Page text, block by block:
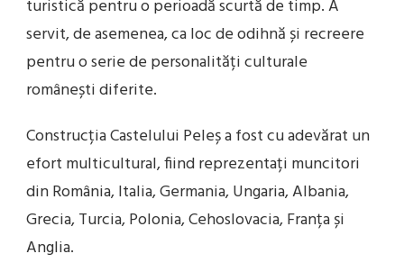
turistică pentru o perioadă scurtă de timp. A
servit, de asemenea, ca loc de odihnă și recreere
pentru o serie de personalități culturale
românești diferite.
Construcția Castelului Peleș a fost cu adevărat un
efort multicultural, fiind reprezentați muncitori
din România, Italia, Germania, Ungaria, Albania,
Grecia, Turcia, Polonia, Cehoslovacia, Franța și
Anglia.